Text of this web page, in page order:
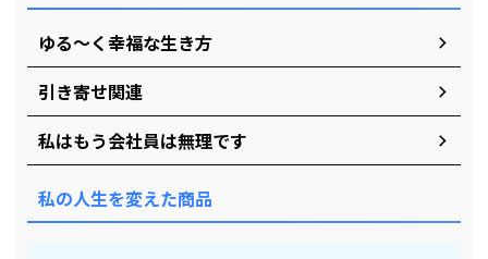
ゆる～く幸福な生き方
引き寄せ関連
私はもう会社員は無理です
私の人生を変えた商品